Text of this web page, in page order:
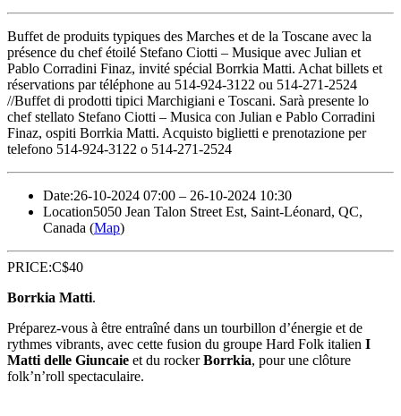
Buffet de produits typiques des Marches et de la Toscane avec la
présence du chef étoilé Stefano Ciotti – Musique avec Julian et
Pablo Corradini Finaz, invité spécial Borrkia Matti. Achat billets et
réservations par téléphone au 514-924-3122 ou 514-271-2524
//Buffet di prodotti tipici Marchigiani e Toscani. Sarà presente lo
chef stellato Stefano Ciotti – Musica con Julian e Pablo Corradini
Finaz, ospiti Borrkia Matti. Acquisto biglietti e prenotazione per
telefono 514-924-3122 o 514-271-2524
Date:26-10-2024 07:00 – 26-10-2024 10:30
Location5050 Jean Talon Street Est, Saint-Léonard, QC,
Canada (Map)
PRICE:C$40
Borrkia Matti.
Préparez-vous à être entraîné dans un tourbillon d’énergie et de
rythmes vibrants, avec cette fusion du groupe Hard Folk italien I
Matti delle Giuncaie et du rockerBorrkia, pour une clôture
folk’n’roll spectaculaire.